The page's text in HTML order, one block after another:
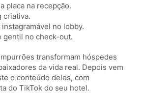
placa na recepção.
criativa.
no lobby.
gentil no check-out.
transformam hóspedes
da vida real. Depois vem
o conteúdo deles, com
do TikTok do seu hotel.